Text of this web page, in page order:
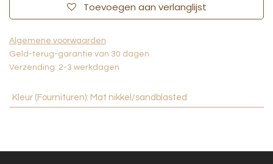
Toevoegen aan verlanglijst
Algemene voorwaarden
Geld-terug-garantie van 30 dagen
Verzending: 2-3 werkdagen
Kleur (Fournituren): Mat nikkel/sandblasted